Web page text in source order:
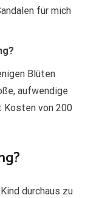
für mich
Blüten
aufwendige
Kosten von 200
durchaus zu